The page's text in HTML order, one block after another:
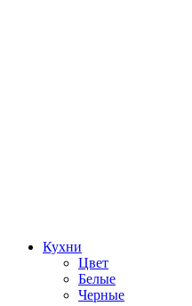
Кухни
Цвет
Белые
Черные